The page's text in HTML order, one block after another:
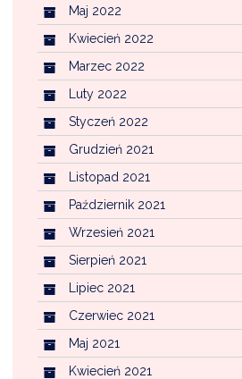
Maj 2022
Kwiecień 2022
Marzec 2022
Luty 2022
Styczeń 2022
Grudzień 2021
Listopad 2021
Październik 2021
Wrzesień 2021
Sierpień 2021
Lipiec 2021
Czerwiec 2021
Maj 2021
Kwiecień 2021